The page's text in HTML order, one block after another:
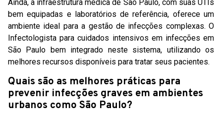
Ainda, a infraestrutura médica de São Paulo, com suas UTIs
bem equipadas e laboratórios de referência, oferece um
ambiente ideal para a gestão de infecções complexas. O
Infectologista para cuidados intensivos em infecções em
São Paulo bem integrado neste sistema, utilizando os
melhores recursos disponíveis para tratar seus pacientes.
Quais são as melhores práticas para
prevenir infecções graves em ambientes
urbanos como São Paulo?